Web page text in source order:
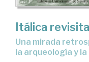
Itálica
Una mirada retrospectiva desde la historiografía,
la arqueología y